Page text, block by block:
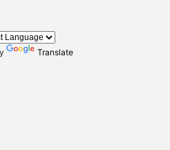
Translate